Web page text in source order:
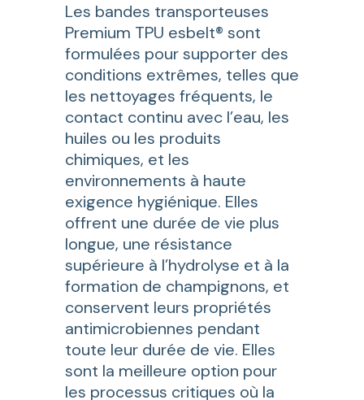
Les bandes transporteuses
Premium TPU esbelt® sont
formulées pour supporter des
conditions extrêmes, telles que
les nettoyages fréquents, le
contact continu avec l’eau, les
huiles ou les produits
chimiques, et les
environnements à haute
exigence hygiénique. Elles
offrent une durée de vie plus
longue, une résistance
supérieure à l’hydrolyse et à la
formation de champignons, et
conservent leurs propriétés
antimicrobiennes pendant
toute leur durée de vie. Elles
sont la meilleure option pour
les processus critiques où la